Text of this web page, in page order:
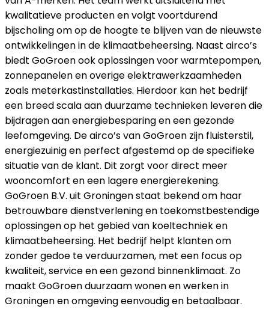
kwalitatieve producten en volgt voortdurend
bijscholing om op de hoogte te blijven van de nieuwste
ontwikkelingen in de klimaatbeheersing. Naast airco’s
biedt GoGroen ook oplossingen voor warmtepompen,
zonnepanelen en overige elektrawerkzaamheden
zoals meterkastinstallaties. Hierdoor kan het bedrijf
een breed scala aan duurzame technieken leveren die
bijdragen aan energiebesparing en een gezonde
leefomgeving. De airco’s van GoGroen zijn fluisterstil,
energiezuinig en perfect afgestemd op de specifieke
situatie van de klant. Dit zorgt voor direct meer
wooncomfort en een lagere energierekening.
GoGroen B.V. uit Groningen staat bekend om haar
betrouwbare dienstverlening en toekomstbestendige
oplossingen op het gebied van koeltechniek en
klimaatbeheersing. Het bedrijf helpt klanten om
zonder gedoe te verduurzamen, met een focus op
kwaliteit, service en een gezond binnenklimaat. Zo
maakt GoGroen duurzaam wonen en werken in
Groningen en omgeving eenvoudig en betaalbaar.